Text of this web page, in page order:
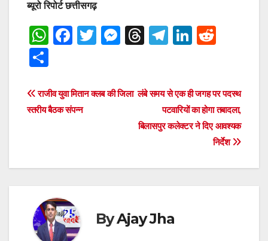
ब्यूरो रिपोर्ट छत्तीसगढ़
W
s
A
F
e
b
k
T
er
M
e
T
a
s
T
gr
a
m
Li
e
dI
n
di
t
ar
e
Post
लंबे समय से एक ही जगह पर पदस्थ
पटवारियों का होगा तबादला,
बिलासपुर कलेक्टर ने दिए आवश्यक
निर्देश
राजीव युवा मितान क्लब की जिला
स्तरीय बैठक संपन्न
ByAjay Jha